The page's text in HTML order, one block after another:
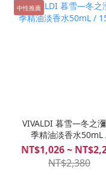
中性推薦
VIVALDI 暮雪—冬之
季精油淡香水50mL
15mL
NT$1,026 ~
NT$2,380